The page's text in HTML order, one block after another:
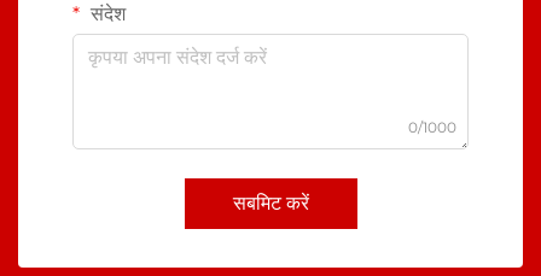
संदेश
0/1000
सबमिट करें